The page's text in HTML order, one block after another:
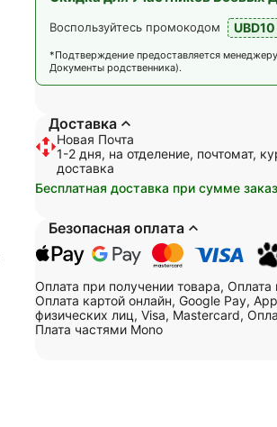
Воспользуйтесь промокодом UBD10
*Подтверждение предоставляется
Документы родственника).
Доставка
Новая Почта
1-2 дня, на отделение, почтомат,
доставка
Бесплатная доставка при сумме
Безопасная оплата
Оплата при получении товара, Оплата
Оплата картой онлайн, Google Pay,
физических лиц, Visa, Mastercard,
Плата частями Mono